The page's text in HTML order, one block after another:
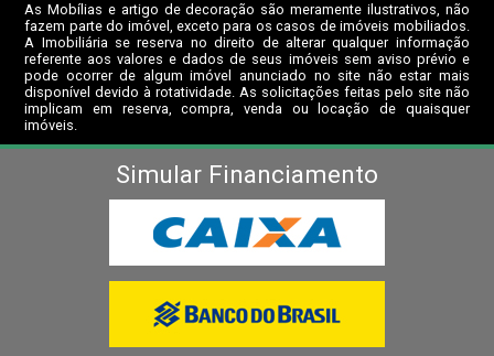
As Mobílias e artigo de decoração são meramente ilustrativos, não
fazem parte do imóvel, exceto para os casos de imóveis mobiliados.
A Imobiliária se reserva no direito de alterar qualquer informação
referente aos valores e dados de seus imóveis sem aviso prévio e
pode ocorrer de algum imóvel anunciado no site não estar mais
disponível devido à rotatividade. As solicitações feitas pelo site não
implicam em reserva, compra, venda ou locação de quaisquer
imóveis.
Simular Financiamento